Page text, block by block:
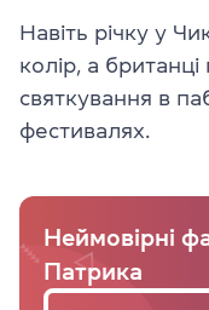
Навіть річку у
колір, а
святкування в
фестивалях.
Неймовірні
Патрика